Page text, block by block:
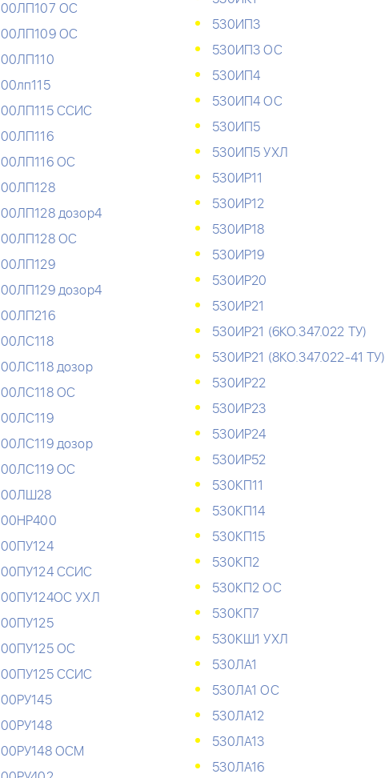
ОС
ОС
ССИС
ОС
дозор4
ОС
дозор4
дозор
ОС
дозор
ОС
ССИС
УХЛ
ОС
ССИС
ОСМ
530ИП3
530ИП3 ОС
530ИП4
530ИП4 ОС
530ИП5
530ИП5 УХЛ
530ИР11
530ИР12
530ИР18
530ИР19
530ИР20
530ИР21
530ИР21 (6КО.347.022 ТУ)
530ИР21 (8КО.347.022-41 ТУ)
530ИР22
530ИР23
530ИР24
530ИР52
530КП11
530КП14
530КП15
530КП2
530КП2 ОС
530КП7
530КШ1 УХЛ
530ЛА1
530ЛА1 ОС
530ЛА12
530ЛА13
530ЛА16